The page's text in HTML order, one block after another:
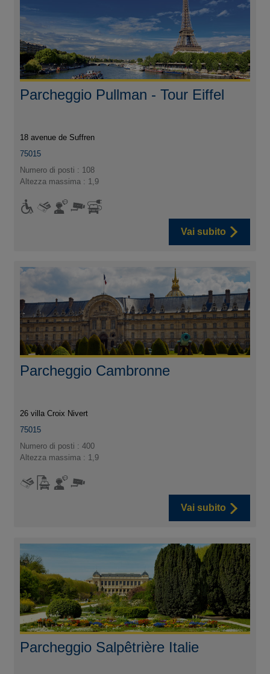
Parcheggio Pullman - Tour Eiffel
18 avenue de Suffren
75015
Numero di posti : 108
Altezza massima : 1,9
Vai subito
Parcheggio Cambronne
26 villa Croix Nivert
75015
Numero di posti : 400
Altezza massima : 1,9
Vai subito
Parcheggio Salpêtrière Italie